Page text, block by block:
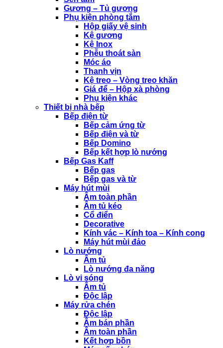
Gương – Tủ gương
Phụ kiện phòng tắm
Hộp giấy vệ sinh
Kệ gương
Kệ Inox
Phễu thoát sàn
Móc áo
Thanh vịn
Kệ treo – Vòng treo khăn
Giá để – Hộp xà phòng
Phụ kiện khác
Thiết bị nhà bếp
Bếp điện từ
Bếp cảm ứng từ
Bếp điện và từ
Bếp Domino
Bếp kết hợp lò nướng
Bếp Gas Kaff
Bếp gas
Bếp gas và từ
Máy hút mùi
Âm toàn phần
Âm tủ kéo
Cổ điển
Decorative
Kính vác – Kính toa – Kính cong
Máy hút mùi đảo
Lò nướng
Âm tủ
Lò nướng đa năng
Lò vi sóng
Âm tủ
Độc lập
Máy rửa chén
Độc lập
Âm bán phần
Âm toàn phần
Kết hợp bồn